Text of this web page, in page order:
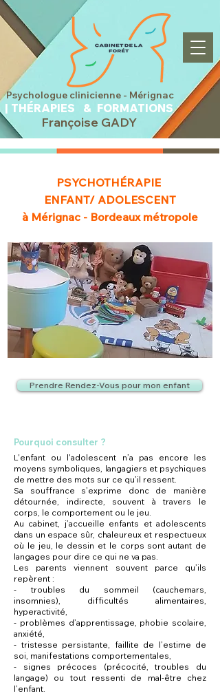
clinicienne - Mérignac
| THÉRAPIES &FORMATIONS
Françoise GADY
PSYCHOTHÉRAPIE
ENFANT/ ADOLESCENT
​à Mérignac - Bordeaux métropole
Prendre Rendez-Vous pour mon enfant
Pourquoi consulter ?
L'enfant ou l'adolescent n’a pas encore les
moyens symboliques, langagiers et psychiques
de mettre des mots sur ce qu’il ressent.
Sa souffrance s’exprime donc de manière
détournée, indirecte, souvent à travers le
corps, le comportement ou le jeu.
Au cabinet, j’accueille enfants et adolescents
dans un espace sûr, chaleureux et respectueux
où le jeu, le dessin et le corps sont autant de
langages pour dire ce qui ne va pas.
Les parents viennent souvent parce qu’ils
repèrent :
- troubles du sommeil (cauchemars,
insomnies), difficultés alimentaires,
hyperactivité,
- problèmes d’apprentissage, phobie scolaire,
anxiété,
- tristesse persistante, faillite de l’estime de
soi, manifestations comportementales,
- signes précoces (précocité, troubles du
langage) ou tout ressenti de mal-être chez
l’enfant.